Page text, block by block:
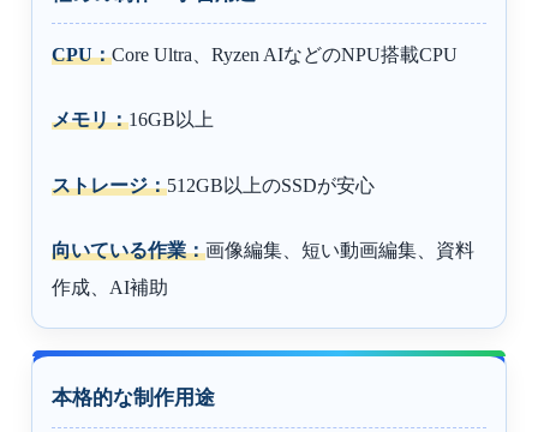
CPU：Core Ultra、Ryzen AIなどのNPU搭載CPU
メモリ：16GB以上
ストレージ：512GB以上のSSDが安心
向いている作業：画像編集、短い動画編集、資料
作成、AI補助
本格的な制作用途